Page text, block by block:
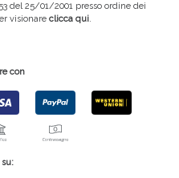
del 25/01/2001 presso ordine dei
visionare clicca qui.
con